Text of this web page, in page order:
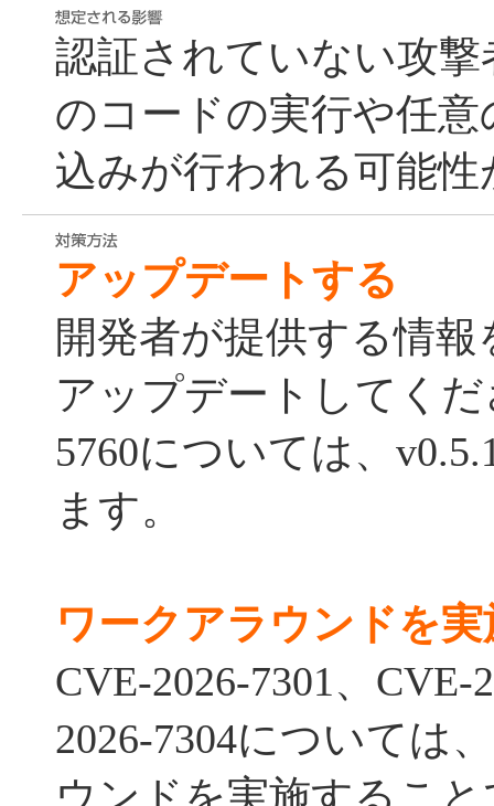
認証されていない攻
のコードの実行や任
込みが行われる可能
アップデートする
開発者が提供する情
アップデートしてくだ
5760については、
ます。
ワークアラウンドを
CVE-2026-7301、CVE-
2026-7304については